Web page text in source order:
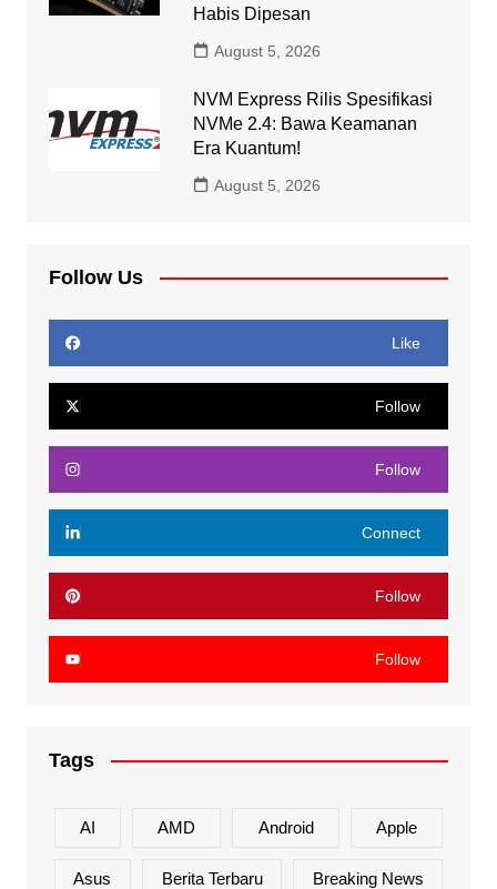
Habis Dipesan
August 5, 2026
NVM Express Rilis Spesifikasi
NVMe 2.4: Bawa Keamanan
Era Kuantum!
August 5, 2026
Follow Us
Like
Follow
Follow
Connect
Follow
Follow
Tags
AI AMD Android Apple
Asus Berita Terbaru Breaking News